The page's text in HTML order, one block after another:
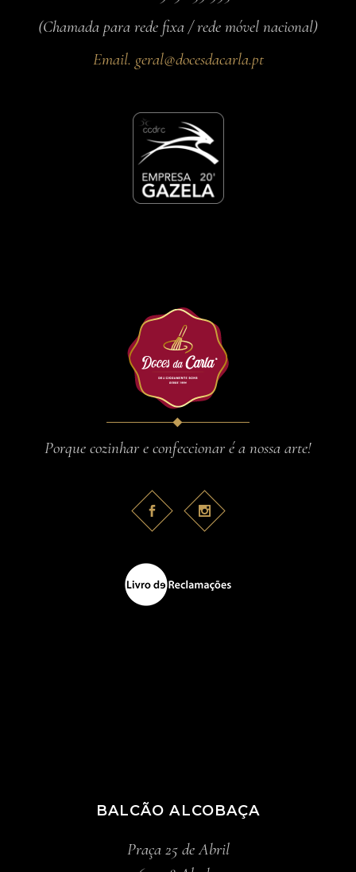
(Chamada para rede fixa / rede móvel nacional)
Email. geral@docesdacarla.pt
Porque cozinhar e confeccionar é a nossa arte!
BALCÃO ALCOBAÇA
Praça 25 de Abril